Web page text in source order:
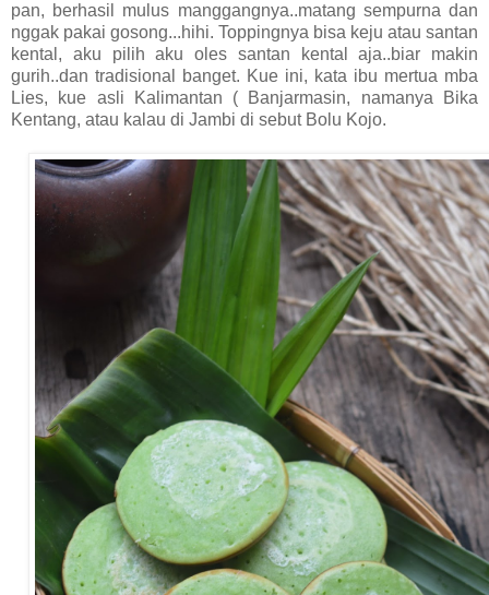
pan, berhasil mulus manggangnya..matang sempurna dan
nggak pakai gosong...hihi. Toppingnya bisa keju atau santan
kental, aku pilih aku oles santan kental aja..biar makin
gurih..dan tradisional banget. Kue ini, kata ibu mertua mba
Lies, kue asli Kalimantan ( Banjarmasin, namanya Bika
Kentang, atau kalau di Jambi di sebut Bolu Kojo.